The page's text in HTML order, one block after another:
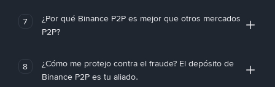
7
¿Por qué Binance P2P es mejor que otros mercados
P2P?
8
¿Cómo me protejo contra el fraude? El depósito de
Binance P2P es tu aliado.